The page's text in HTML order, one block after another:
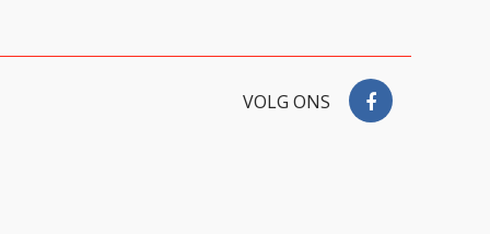
VOLG ONS